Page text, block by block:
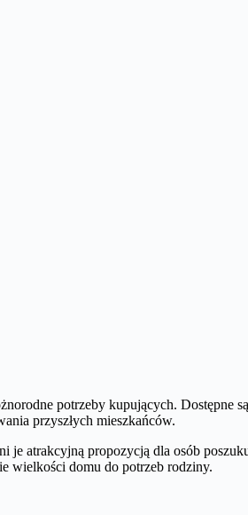
potrzeby kupujących. Dostępne
przyszłych mieszkańców.
je atrakcyjną propozycją dla osób
wielkości domu do potrzeb rodziny.